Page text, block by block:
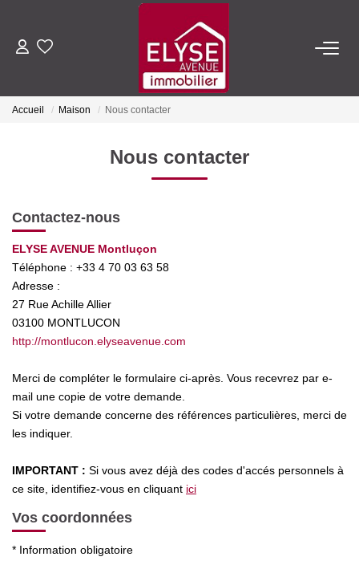
ACHETER
ESTIMER
NOTRE AGENCE
Nous Rejoindre
CONTACT
Accueil Maison Nous contacter
Nous contacter
Contactez-nous
ELYSE AVENUE Montluçon
Téléphone : +33 4 70 03 63 58
Adresse :
27 Rue Achille Allier
03100 MONTLUCON
http://montlucon.elyseavenue.com
Merci de compléter le formulaire ci-après. Vous recevrez par e-
mail une copie de votre demande.
Si votre demande concerne des références particulières, merci de
les indiquer.
IMPORTANT : Si vous avez déjà des codes d'accés personnels à
ce site, identifiez-vous en cliquant ici
Vos coordonnées
* Information obligatoire